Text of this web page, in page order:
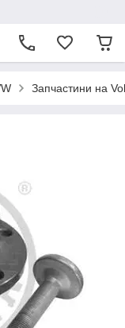
Запчастини на